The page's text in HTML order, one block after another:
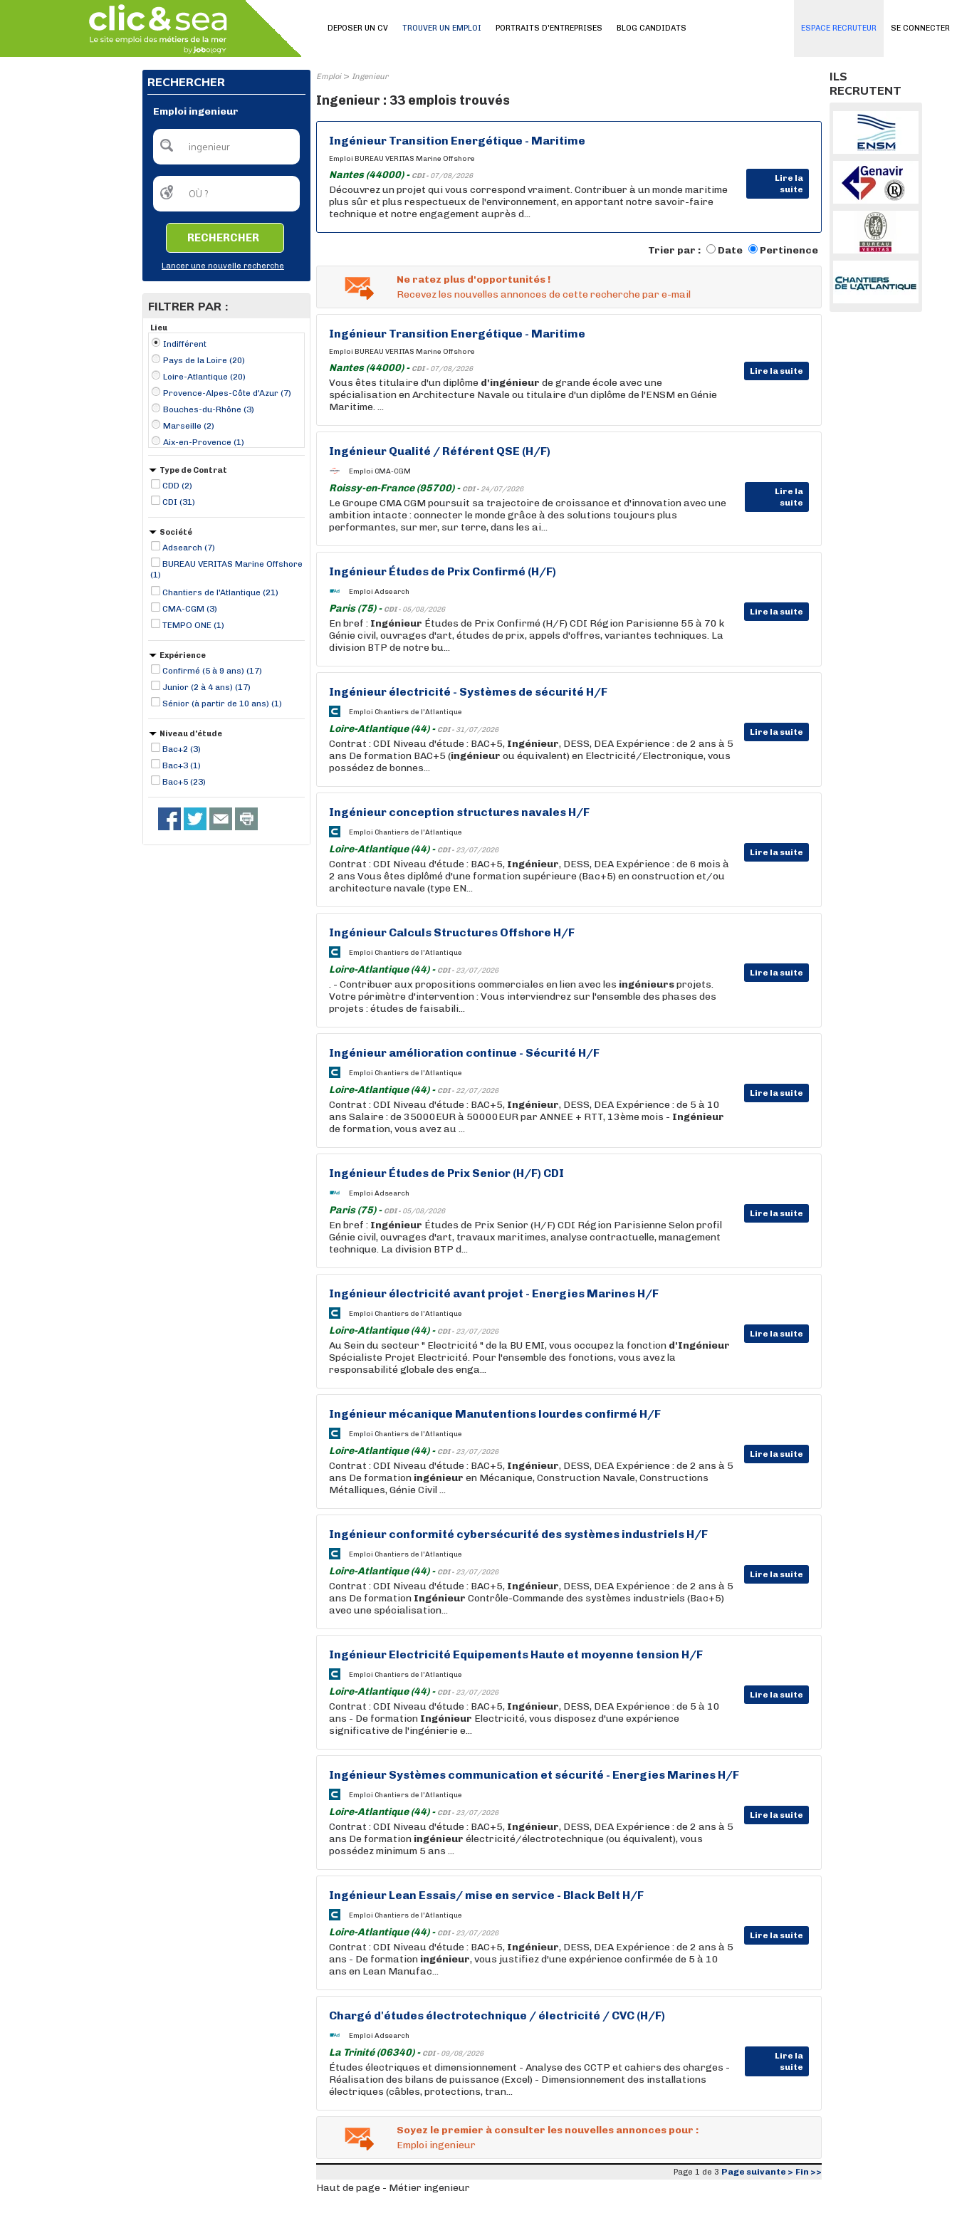
SE CONNECTER
DEPOSER UN CV TROUVER UN EMPLOI PORTRAITS D'ENTREPRISES BLOG CANDIDATS ESPACE RECRUTEUR
RECHERCHER
Emploi ingenieur
RECHERCHER
Lancer une nouvelle recherche
FILTRER PAR :
Lieu
Indifférent
Pays de la Loire (20)
Loire-Atlantique (20)
Provence-Alpes-Côte d'Azur (7)
Bouches-du-Rhône (3)
Marseille (2)
Aix-en-Provence (1)
Colombier (1)
La Trinité (1)
Monteux (1)
Nantes (1)
Type de Contrat
CDD (2)
CDI (31)
Société
Adsearch (7)
BUREAU VERITAS Marine Offshore
(1)
Chantiers de l'Atlantique (21)
CMA-CGM (3)
TEMPO ONE (1)
Expérience
Confirmé (5 à 9 ans) (17)
Junior (2 à 4 ans) (17)
Sénior (à partir de 10 ans) (1)
Niveau d'étude
Bac+2 (3)
Bac+3 (1)
Bac+5 (23)
Emploi> Ingenieur
Ingenieur : 33 emplois trouvés
Ingénieur Transition Energétique - Maritime
Emploi BUREAU VERITAS Marine Offshore
Nantes (44000) - CDI - 07/08/2026
Lire la
suite
Découvrez un projet qui vous correspond vraiment. Contribuer à un monde maritime
plus sûr et plus respectueux de l'environnement, en apportant notre savoir-faire
technique et notre engagement auprès d...
Trier par : Date Pertinence
Ne ratez plus d'opportunités !
Recevez les nouvelles annonces de cette recherche par e-mail
Ingénieur Transition Energétique - Maritime
Emploi BUREAU VERITAS Marine Offshore
Nantes (44000) - CDI - 07/08/2026 Lire la suite
Vous êtes titulaire d'un diplôme d'ingénieur de grande école avec une
spécialisation en Architecture Navale ou titulaire d'un diplôme de l'ENSM en Génie
Maritime. ...
Ingénieur Qualité / Référent QSE (H/F)
Emploi CMA-CGM
Roissy-en-France (95700) - CDI - 24/07/2026
Lire la
suite
Le Groupe CMA CGM poursuit sa trajectoire de croissance et d'innovation avec une
ambition intacte : connecter le monde grâce à des solutions toujours plus
performantes, sur mer, sur terre, dans les ai...
Ingénieur Études de Prix Confirmé (H/F)
Emploi Adsearch
Paris (75) - CDI - 05/08/2026 Lire la suite
En bref : Ingénieur Études de Prix Confirmé (H/F) CDI Région Parisienne 55 à 70 k
Génie civil, ouvrages d'art, études de prix, appels d'offres, variantes techniques. La
division BTP de notre bu...
Ingénieur électricité - Systèmes de sécurité H/F
Emploi Chantiers de l'Atlantique
Loire-Atlantique (44) - CDI - 31/07/2026 Lire la suite
Contrat : CDI Niveau d'étude : BAC+5, Ingénieur, DESS, DEA Expérience : de 2 ans à 5
ans De formation BAC+5 (ingénieur ou équivalent) en Electricité/Electronique, vous
possédez de bonnes...
Ingénieur conception structures navales H/F
Emploi Chantiers de l'Atlantique
Loire-Atlantique (44) - CDI - 23/07/2026 Lire la suite
Contrat : CDI Niveau d'étude : BAC+5, Ingénieur, DESS, DEA Expérience : de 6 mois à
2 ans Vous êtes diplômé d'une formation supérieure (Bac+5) en construction et/ou
architecture navale (type EN...
Ingénieur Calculs Structures Offshore H/F
Emploi Chantiers de l'Atlantique
Loire-Atlantique (44) - CDI - 23/07/2026 Lire la suite
. - Contribuer aux propositions commerciales en lien avec les ingénieursprojets.
Votre périmètre d'intervention : Vous interviendrez sur l'ensemble des phases des
projets : études de faisabili...
Ingénieur amélioration continue - Sécurité H/F
Emploi Chantiers de l'Atlantique
Loire-Atlantique (44) - CDI - 22/07/2026 Lire la suite
Contrat : CDI Niveau d'étude : BAC+5, Ingénieur, DESS, DEA Expérience : de 5 à 10
ans Salaire : de 35000EUR à 50000EUR par ANNEE + RTT, 13ème mois - Ingénieur
de formation, vous avez au ...
Ingénieur Études de Prix Senior (H/F) CDI
Emploi Adsearch
Paris (75) - CDI - 05/08/2026 Lire la suite
En bref : Ingénieur Études de Prix Senior (H/F) CDI Région Parisienne Selon profil
Génie civil, ouvrages d'art, travaux maritimes, analyse contractuelle, management
technique. La division BTP d...
Ingénieur électricité avant projet - Energies Marines H/F
Emploi Chantiers de l'Atlantique
Loire-Atlantique (44) - CDI - 23/07/2026 Lire la suite
Au Sein du secteur " Electricité " de la BU EMI, vous occupez la fonction d'Ingénieur
Spécialiste Projet Electricité. Pour l'ensemble des fonctions, vous avez la
responsabilité globale des enga...
Ingénieur mécanique Manutentions lourdes confirmé H/F
Emploi Chantiers de l'Atlantique
Loire-Atlantique (44) - CDI - 23/07/2026 Lire la suite
Contrat : CDI Niveau d'étude : BAC+5, Ingénieur, DESS, DEA Expérience : de 2 ans à 5
ans De formation ingénieur en Mécanique, Construction Navale, Constructions
Métalliques, Génie Civil ...
Ingénieur conformité cybersécurité des systèmes industriels H/F
Emploi Chantiers de l'Atlantique
Loire-Atlantique (44) - CDI - 23/07/2026 Lire la suite
Contrat : CDI Niveau d'étude : BAC+5, Ingénieur, DESS, DEA Expérience : de 2 ans à 5
ans De formation Ingénieur Contrôle-Commande des systèmes industriels (Bac+5)
avec une spécialisation...
Ingénieur Electricité Equipements Haute et moyenne tension H/F
Emploi Chantiers de l'Atlantique
Loire-Atlantique (44) - CDI - 23/07/2026 Lire la suite
Contrat : CDI Niveau d'étude : BAC+5, Ingénieur, DESS, DEA Expérience : de 5 à 10
ans - De formation Ingénieur Electricité, vous disposez d'une expérience
significative de l'ingénierie e...
Ingénieur Systèmes communication et sécurité - Energies Marines H/F
Emploi Chantiers de l'Atlantique
Loire-Atlantique (44) - CDI - 23/07/2026 Lire la suite
Contrat : CDI Niveau d'étude : BAC+5, Ingénieur, DESS, DEA Expérience : de 2 ans à 5
ans De formation ingénieur électricité/électrotechnique (ou équivalent), vous
possédez minimum 5 ans ...
Ingénieur Lean Essais/ mise en service - Black Belt H/F
Emploi Chantiers de l'Atlantique
Loire-Atlantique (44) - CDI - 23/07/2026 Lire la suite
Contrat : CDI Niveau d'étude : BAC+5, Ingénieur, DESS, DEA Expérience : de 2 ans à 5
ans - De formation ingénieur, vous justifiez d'une expérience confirmée de 5 à 10
ans en Lean Manufac...
Chargé d'études électrotechnique / électricité / CVC (H/F)
Emploi Adsearch
La Trinité (06340) - CDI - 09/08/2026
Lire la
suite
Études électriques et dimensionnement - Analyse des CCTP et cahiers des charges -
Réalisation des bilans de puissance (Excel) - Dimensionnement des installations
électriques (câbles, protections, tran...
Soyez le premier à consulter les nouvelles annonces pour :
Emploi ingenieur
Page 1 de 3 Page suivante > Fin >>
Haut de page - Métier ingenieur
ILS
RECRUTENT